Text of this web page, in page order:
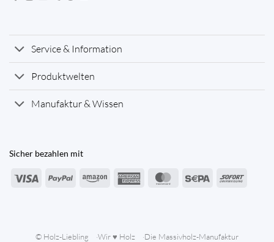
Service & Information
Produktwelten
Manufaktur & Wissen
Sicher bezahlen mit
Visa PayPal Amazon
American
MasterCardSepa Sofort
© Holz-Liebling Wir ♥ Holz Die Massivholz-Manufaktur